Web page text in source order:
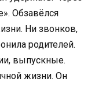
Обзавёлся
Ни звонков,
родителей.
выпускные.
жизни. Он